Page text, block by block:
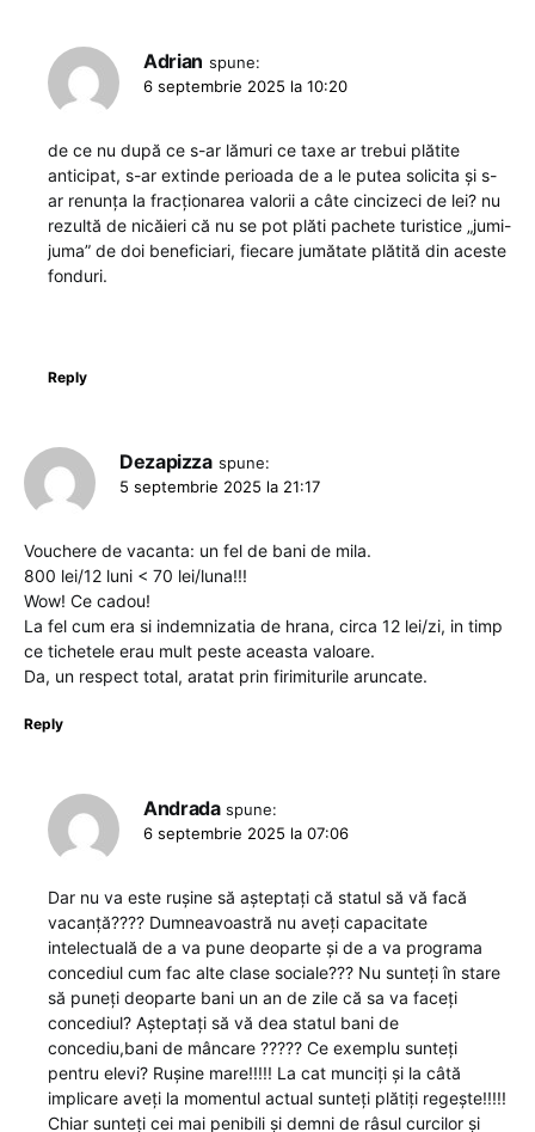
Adrian spune:
6 septembrie 2025 la 10:20
de ce nu după ce s-ar lămuri ce taxe ar trebui plătite
anticipat, s-ar extinde perioada de a le putea solicita și s-
ar renunța la fracționarea valorii a câte cincizeci de lei? nu
rezultă de nicăieri că nu se pot plăti pachete turistice „jumi-
juma” de doi beneficiari, fiecare jumătate plătită din aceste
fonduri.
Reply
Dezapizza spune:
5 septembrie 2025 la 21:17
Vouchere de vacanta: un fel de bani de mila.
800 lei/12 luni < 70 lei/luna!!!
Wow! Ce cadou!
La fel cum era si indemnizatia de hrana, circa 12 lei/zi, in timp
ce tichetele erau mult peste aceasta valoare.
Da, un respect total, aratat prin firimiturile aruncate.
Reply
Andrada spune:
6 septembrie 2025 la 07:06
Dar nu va este rușine să așteptați că statul să vă facă
vacanță???? Dumneavoastră nu aveți capacitate
intelectuală de a va pune deoparte și de a va programa
concediul cum fac alte clase sociale??? Nu sunteți în stare
să puneți deoparte bani un an de zile că sa va faceți
concediul? Așteptați să vă dea statul bani de
concediu,bani de mâncare ????? Ce exemplu sunteți
pentru elevi? Rușine mare!!!!! La cat munciți și la câtă
implicare aveți la momentul actual sunteți plătiți regește!!!!!
Chiar sunteți cei mai penibili și demni de râsul curcilor și